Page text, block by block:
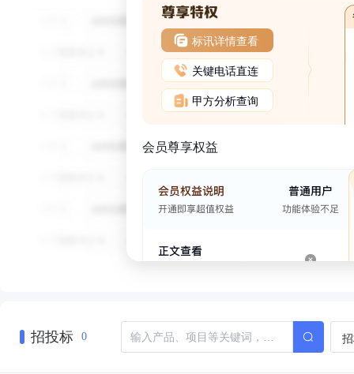
标讯详情查看
关键电话直连
甲方分析查询
会员尊享权益
招投标 0